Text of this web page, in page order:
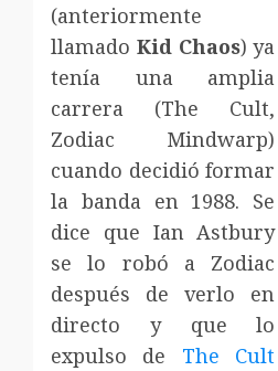
(anteriormente
llamado Kid Chaos) ya
tenía una amplia
carrera (The Cult,
Zodiac Mindwarp)
cuando decidió formar
la banda en 1988. Se
dice que Ian Astbury
se lo robó a Zodiac
después de verlo en
directo y que lo
expulso de The Cult